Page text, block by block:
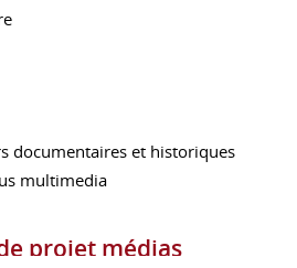
documentaires et historiques
multimedia
projet médias